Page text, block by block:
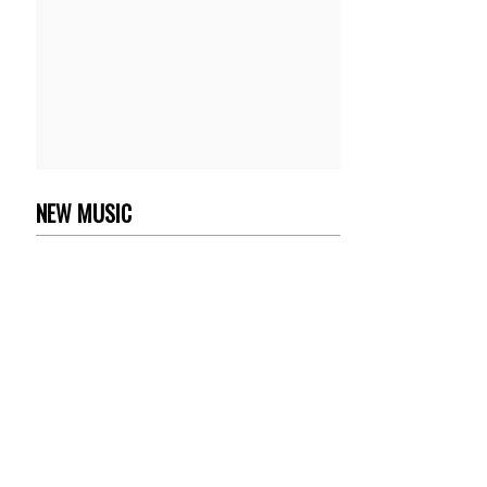
NEW MUSIC